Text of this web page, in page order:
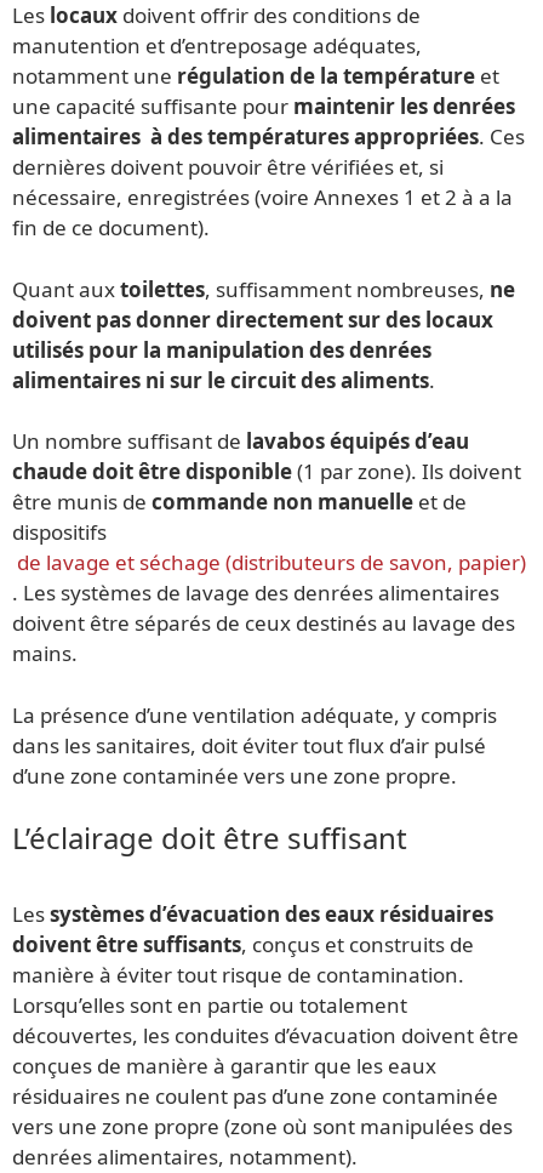
Les locaux doivent offrir des conditions de
manutention et d’entreposage adéquates,
notamment une régulation de la température et
une capacité suffisante pour maintenir les denrées
alimentaires à des températures appropriées. Ces
dernières doivent pouvoir être vérifiées et, si
nécessaire, enregistrées (voire Annexes 1 et 2 à a la
fin de ce document).
Quant auxtoilettes, suffisamment nombreuses, ne
doivent pas donner directement sur des locaux
utilisés pour la manipulation des denrées
alimentaires ni sur le circuit des aliments.
Un nombre suffisant de lavabos équipés d’eau
chaude doit être disponible(1 par zone). Ils doivent
être munis de commande non manuelle et de
dispositifs
de lavage et séchage (distributeurs de savon, papier)
. Les systèmes de lavage des denrées alimentaires
doivent être séparés de ceux destinés au lavage des
mains.
La présence d’une ventilation adéquate, y compris
dans les sanitaires, doit éviter tout flux d’air pulsé
d’une zone contaminée vers une zone propre.
L’éclairage doit être suffisant
Lessystèmes d’évacuation des eaux résiduaires
doivent être suffisants, conçus et construits de
manière à éviter tout risque de contamination.
Lorsqu’elles sont en partie ou totalement
découvertes, les conduites d’évacuation doivent être
conçues de manière à garantir que les eaux
résiduaires ne coulent pas d’une zone contaminée
vers une zone propre (zone où sont manipulées des
denrées alimentaires, notamment).